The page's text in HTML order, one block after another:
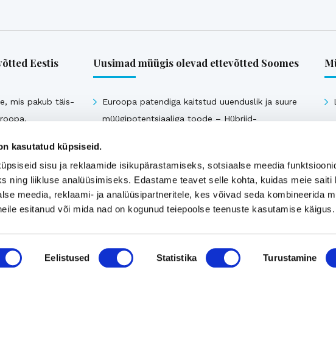
kasutatud küpsiseid.
sisu ja reklaamide isikupärastamiseks, sotsiaalse meedia
ning liikluse analüüsimiseks. Edastame teavet selle kohta, kuidas meie saiti
meedia, reklaami- ja analüüsipartneritele, kes võivad seda kombineerida
esitanud või mida nad on kogunud teiepoolse teenuste kasutamise käigus.
Eelistused Statistika Turustamine
Eestis
mis pakub täis-
olnud kohalik
ja
ja
Uusimad müügis olevad ettevõtted Soomes
Euroopa patendiga kaitstud uuenduslik ja suure
müügipotentsiaaliga toode – Hübriid-
Vaata kõiki